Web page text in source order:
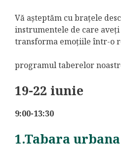
Vă așteptăm cu brațele
instrumentele de care
transforma emoțiile într-o
programul taberelor
19-22 iunie
9:00-13:30
1.Tabara